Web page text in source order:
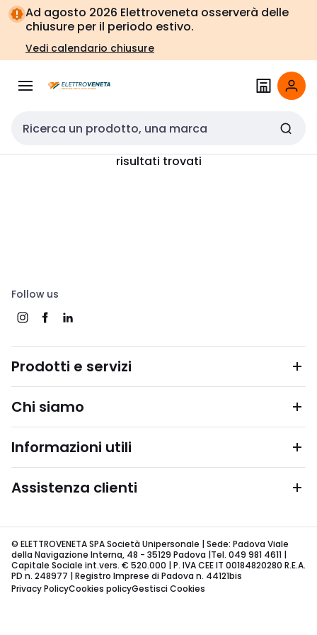
Vai alla
navigazione
Vai
alla
pagina
Ad agosto 2026 Elettroveneta osserverà delle
chiusure per il periodo estivo.
Vedi calendario chiusure
Cerca input
risultati trovati
Follow us
Prodotti e servizi
Chi siamo
Informazioni utili
Assistenza clienti
© ELETTROVENETA SPA Società Unipersonale | Sede: Padova Viale
della Navigazione Interna, 48 - 35129 Padova |Tel. 049 981 4611 |
Capitale Sociale int.vers. € 520.000 | P. IVA CEE IT 00184820280 R.E.A.
PD n. 248977 | Registro Imprese di Padova n. 44121bis
Privacy PolicyCookies policyGestisci Cookies